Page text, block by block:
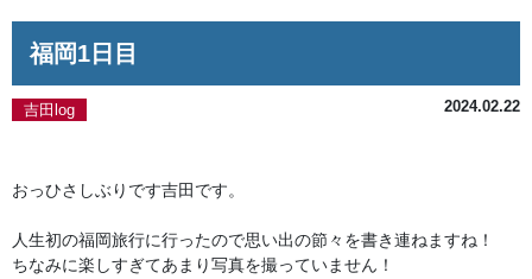
福岡1日目
吉田log 2024.02.22
おっひさしぶりです吉田です。
人生初の福岡旅行に行ったので思い出の節々を書き連ねますね！
ちなみに楽しすぎてあまり写真を撮っていません！